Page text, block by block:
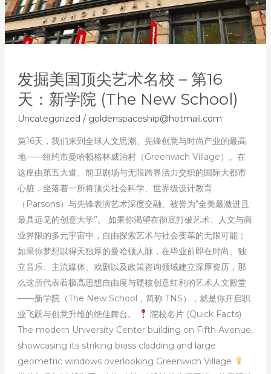
天：
格
诺
视
觉
效
果
校
(Gnomon)
发掘美国顶尖艺术名校 – 第16
天：新学院 (The New School)
Uncategorized / goldenspaceship@hotmail.com
第16天，我们来到全球人文思潮、先锋创意与时尚产业的最高
地——纽约市曼哈顿格林威治村（Greenwich Village）。在
这座由第五大道、前卫剧场与无限跨界活力交织的国际大都市
心脏，坐落着一所将顶尖社会科学、世界级设计教育
（Parsons）与先锋表演艺术深度交融、被誉为“全美最激进且
最具远见的创意大学”。 如果你渴望在彻底打破艺术、人文与商
业界限的多元宇宙中，自由探索艺术与社会变革的无限可能；
如果你梦想以得天独厚的曼哈顿人脉，在毕业前即在时尚、独
立音乐、主流媒体、戏剧以及政策咨询领域建立深厚资历，那
么这所代表着极高思想自由度与硬核创意红利的艺术人文殿堂
——新学院（The New School，简称 TNS），就是你开启职
业飞跃与创意升维的绝佳舞台。
院校名片 (Quick Facts)
The modern University Center building on Fifth Avenue,
showcasing its striking brass cladding and large
geometric windows overlooking Greenwich Village